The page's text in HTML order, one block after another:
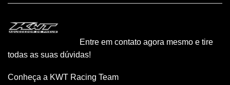
Entre em contato agora mesmo e tire
todas as suas dúvidas!
Conheça a KWT Racing Team